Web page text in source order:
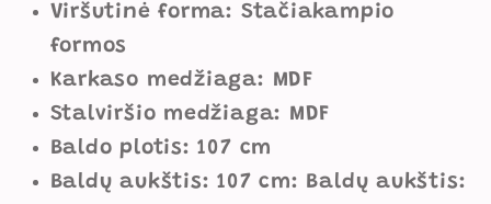
Viršutinė forma: Stačiakampio
formos
Karkaso medžiaga: MDF
Stalviršio medžiaga: MDF
Baldo plotis: 107 cm
Baldų aukštis: 107 cm: Baldų aukštis: